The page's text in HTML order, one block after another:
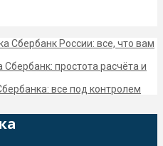
Сбербанк России: все, что вам
простота расчёта и
все под контролем